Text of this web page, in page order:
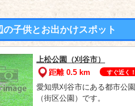
の子供とお出かけスポット
上松公園（刈谷市）
距離 0.5 km
すぐ近く！
愛知県刈谷市にある都市公園
（街区公園）です。